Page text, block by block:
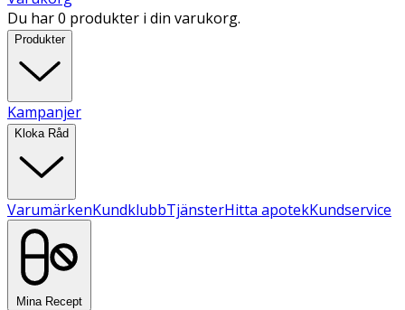
Du har 0 produkter i din varukorg.
Produkter
Kampanjer
Kloka Råd
VarumärkenKundklubbTjänsterHitta apotekKundservice
Mina Recept